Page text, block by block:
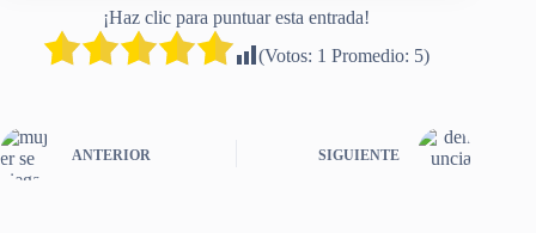
¡Haz clic para puntuar esta entrada!
(Votos: 1 Promedio: 5)
ANTERIOR SIGUIENTE